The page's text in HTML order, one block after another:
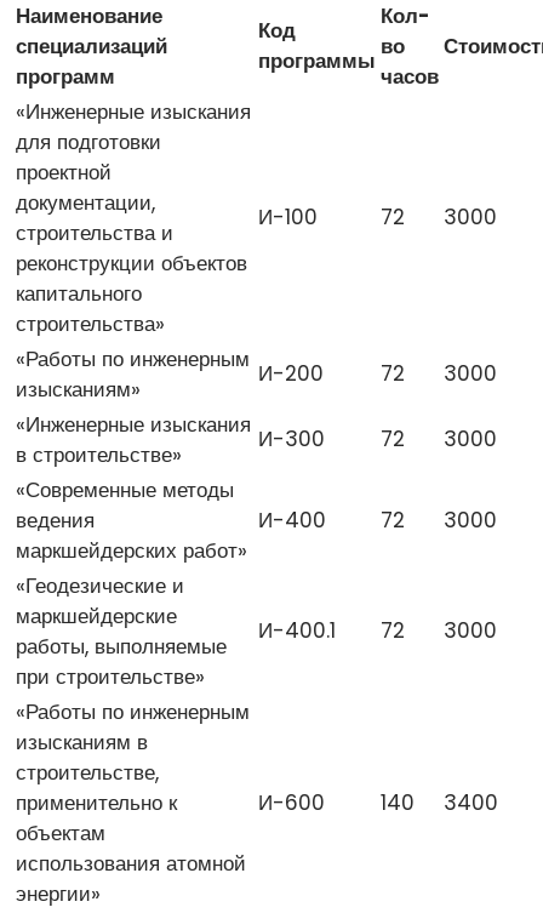
Наименование
специализаций
программ
Код
программы
Кол-
во
часов
«Инженерные изыскания
для подготовки
проектной
документации,
строительства и
реконструкции объектов
капитального
строительства»
И-100 72 3000
«Работы по инженерным
изысканиям»
И-200 72
3000
«Инженерные изыскания
в строительстве»
И-300 72
3000
«Современные методы
ведения
маркшейдерских работ»
И-400 72 3000
«Геодезические и
маркшейдерские
работы, выполняемые
при строительстве»
И-400.1 72 3000
«Работы по инженерным
изысканиям в
строительстве,
применительно к
объектам
использования атомной
энергии»
И-600 140 3400